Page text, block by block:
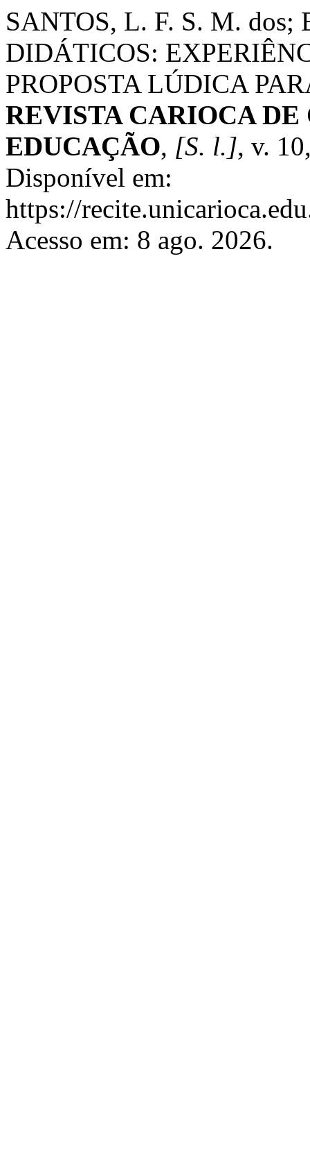
SANTOS, L. F. S. M. dos;
DIDÁTICOS:
PROPOSTA LÚDICA
REVISTA CARIOCA
EDUCAÇÃO, [S. l.], v.
Disponível em:
https://
Acesso em: 8 ago. 2026.